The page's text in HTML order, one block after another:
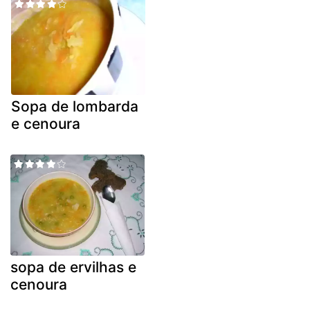
Sopa de lombarda
e cenoura
sopa de ervilhas e
cenoura